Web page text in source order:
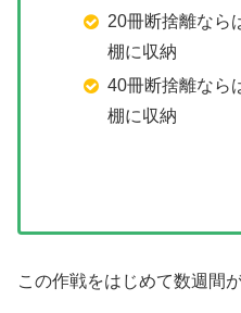
20冊断捨離なら
棚に収納
40冊断捨離なら
棚に収納
この作戦をはじめて数週間